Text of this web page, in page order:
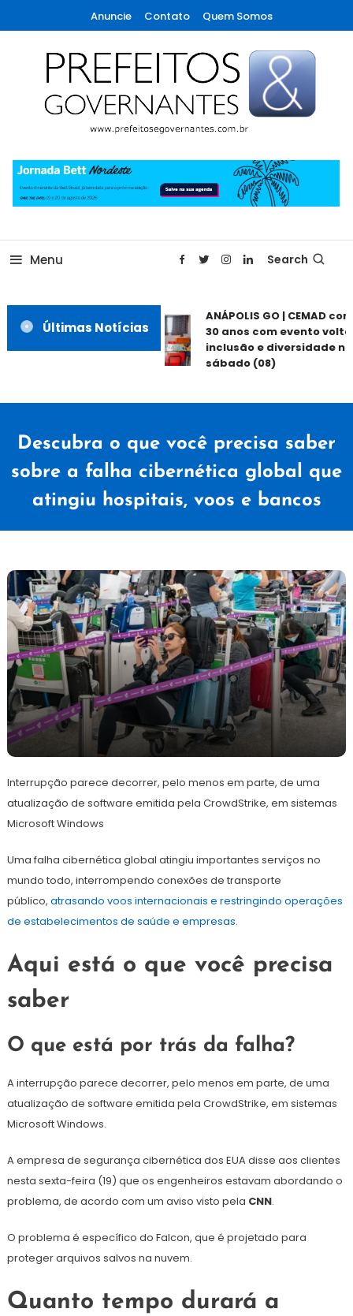
To
Content
Anuncie Contato Quem Somos
Prefeitos & Governantes
Menu Search
Últimas Notícias
ANÁPOLIS GO | CEMAD
30 anos com evento
inclusão e diversidade
sábado (08)
Descubra o que você precisa saber
sobre a falha cibernética global que
atingiu hospitais, voos e bancos
julho
de
Interrupção parece decorrer, pelo menos em parte, de uma
atualização de software emitida pela CrowdStrike, em sistemas
Microsoft Windows
Uma falha cibernética global atingiu importantes serviços no
mundo todo, interrompendo conexões de transporte
público, atrasando voos internacionais e restringindo operações
de estabelecimentos de saúde e empresas.
Aqui está o que você precisa
saber
O que está por trás da falha?
A interrupção parece decorrer, pelo menos em parte, de uma
atualização de software emitida pela CrowdStrike, em sistemas
Microsoft Windows.
A empresa de segurança cibernética dos EUA disse aos clientes
nesta sexta-feira (19) que os engenheiros estavam abordando o
problema, de acordo com um aviso visto pela CNN.
O problema é específico do Falcon, que é projetado para
proteger arquivos salvos na nuvem.
Quanto tempo durará a